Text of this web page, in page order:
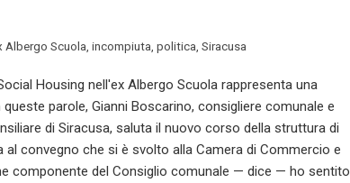
Albergo Scuola incompiuta politica Siracusa
Housing nell'ex Albergo Scuola rappresenta una
parole, Gianni Boscarino, consigliere comunale e
di Siracusa, saluta il nuovo corso della struttura di
convegno che si è svolto alla Camera di Commercio e
componente del Consiglio comunale — dice — ho sentito